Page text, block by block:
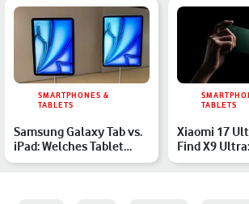
SMARTPHONES &
TABLETS
Samsung Galaxy Tab vs.
iPad: Welches Tablet
passt zu Dir?
TABLETS
Xiaomi 17
Find X9
Kamera-